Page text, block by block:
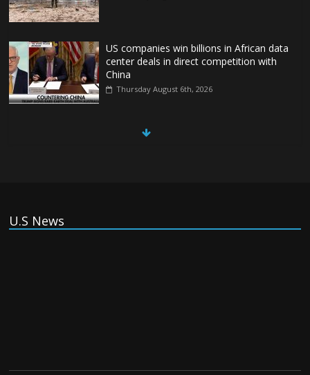
US companies win billions in African data
center deals in direct competition with
China
Thursday August 6th, 2026
China, Russia, Iran and North Korea
U.S News